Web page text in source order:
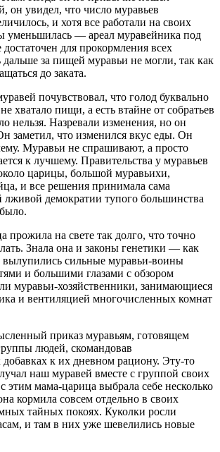
он увидел, что число муравьев
и хотя все работали на своих
уменьшилась — ареал муравейника под
для прокормления всех
дальше за пищей муравьи не могли, так как
до заката.
почувствовал, что голод буквально
хватало пищи, а есть втайне от собратьев
нельзя. Назревали изменения, но он
заметил, что изменился вкус еды. Он
Муравьи не спрашивают, а просто
к лучшему. Правительства у муравьев
царицы, большой муравьихи,
и все решения принимала сама
демократии тупого большинства
прожила на свете так долго, что точно
Знала она и законы генетики — как
вылупились сильные муравьи-воины
и большими глазами с обзором
муравьи-хозяйственники, занимающиеся
и вентиляцией многочисленных комнат
приказ муравьям, готовящем
людей, скомандовав
к их дневном рациону. Эту-то
наш муравей вместе с группой своих
этим мама-царица выбрала себе несколько
кормила совсем отдельно в своих
тайных покоях. Куколки росли
и там в них уже шевелились новые